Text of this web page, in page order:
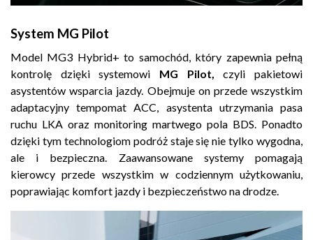
System MG Pilot
Model MG3 Hybrid+ to samochód, który zapewnia pełną
kontrolę dzięki systemowi MG Pilot,
czyli pakietowi
asystentów wsparcia jazdy. Obejmuje on przede wszystkim
adaptacyjny tempomat ACC, asystenta utrzymania pasa
ruchu LKA oraz monitoring martwego pola BDS. Ponadto
dzięki tym technologiom podróż staje się nie tylko wygodna,
ale i bezpieczna. Zaawansowane systemy pomagają
kierowcy przede wszystkim w codziennym użytkowaniu,
poprawiając komfort jazdy i bezpieczeństwo na drodze.